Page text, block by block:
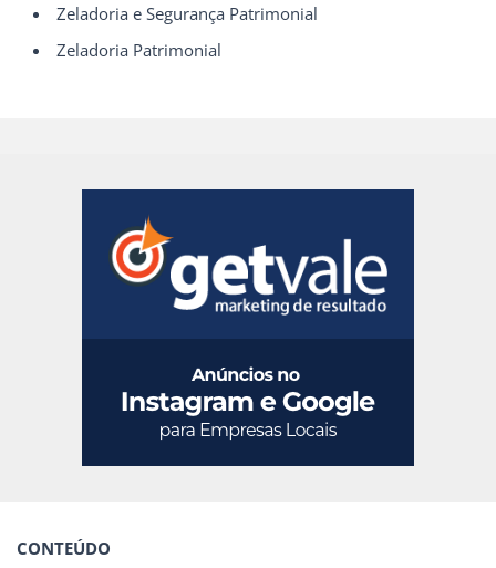
Zeladoria e Segurança Patrimonial
Zeladoria Patrimonial
CONTEÚDO